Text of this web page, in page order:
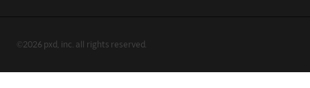
©2026 pxd, inc. all rights reserved.